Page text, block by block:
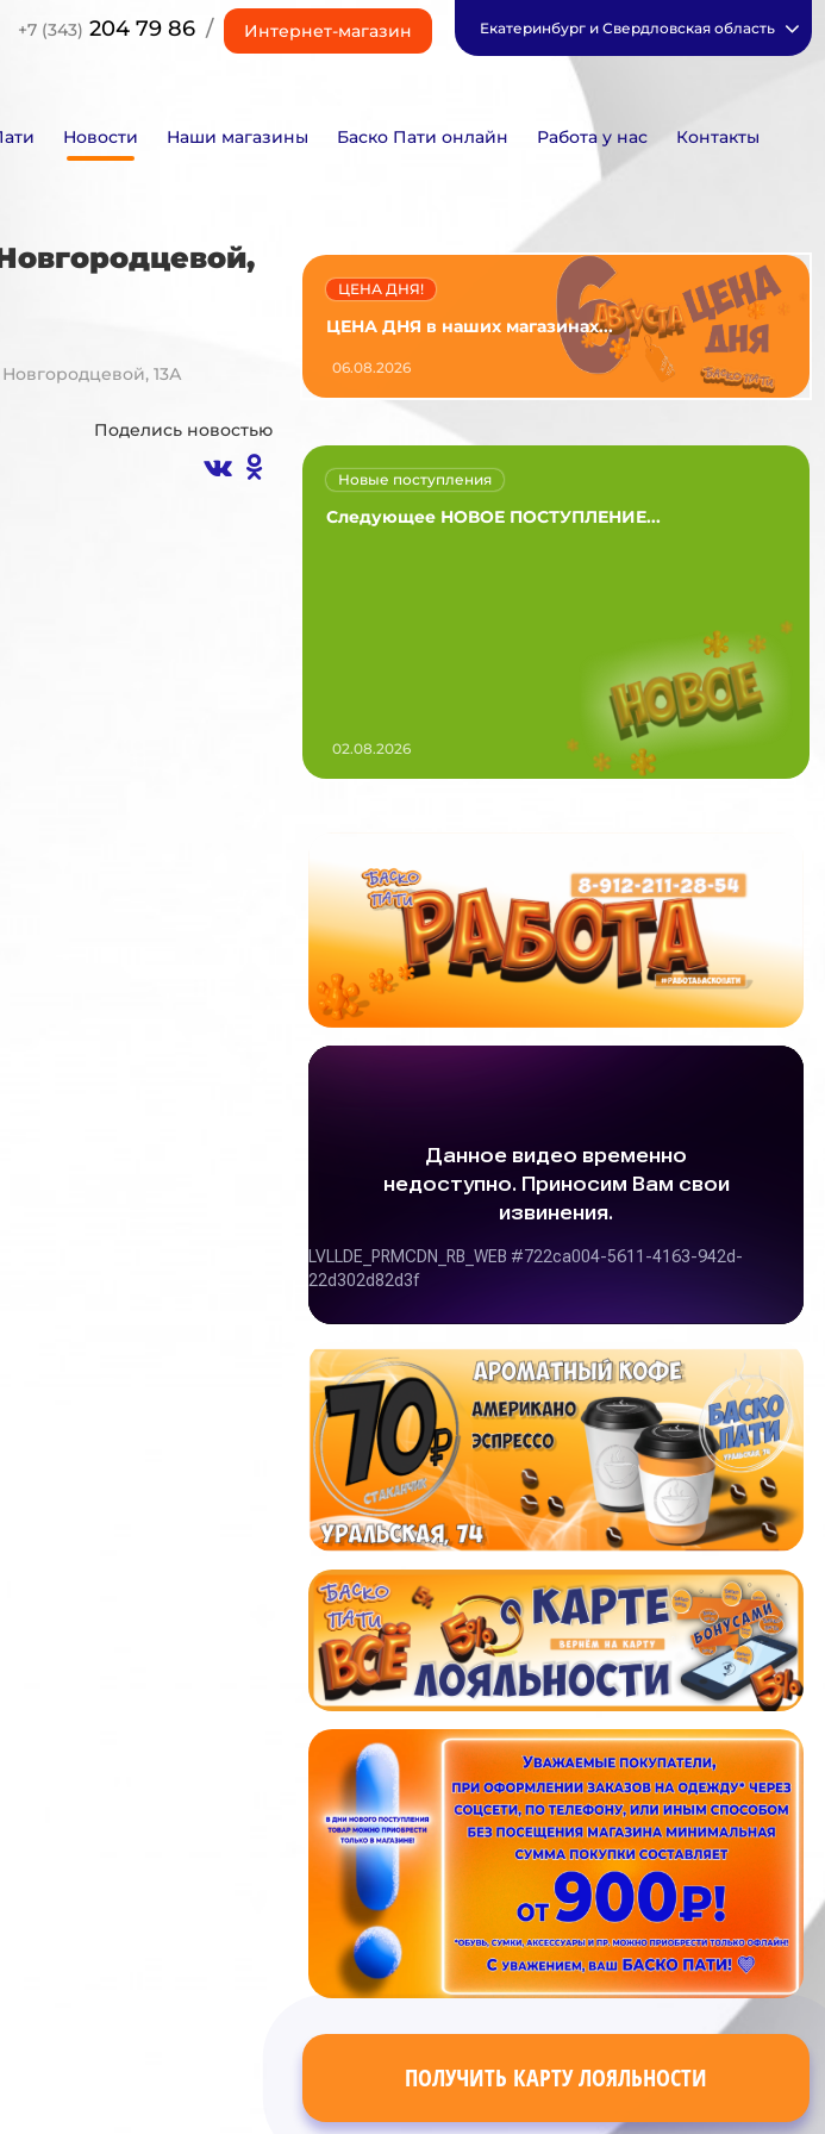
+7 (343) 204 79 86 / Интернет-магазин Екатеринбург и Свердловская область
Новости Наши магазины Баско Пати онлайн Работа у нас Контакты
13А
Поделись новостью
ЦЕНА ДНЯ в наших магазинах...
ЦЕНА ДНЯ!
06.08.2026
Следующее НОВОЕ ПОСТУПЛЕНИЕ...
Новые поступления
02.08.2026
ПОЛУЧИТЬ КАРТУ ЛОЯЛЬНОСТИ